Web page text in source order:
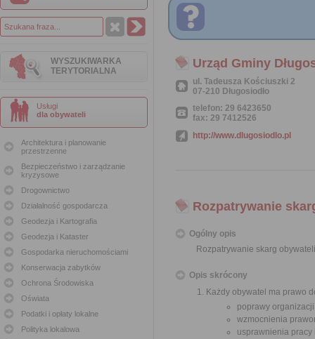
WYSZUKIWARKA
TERYTORIALNA
Usługi
dla obywateli
Architektura i planowanie
przestrzenne
Bezpieczeństwo i zarządzanie
kryzysowe
Drogownictwo
Działalność gospodarcza
Geodezja i Kartografia
Geodezja i Kataster
Gospodarka nieruchomościami
Konserwacja zabytków
Ochrona Środowiska
Oświata
Podatki i opłaty lokalne
Polityka lokalowa
Urząd Gminy
ul. Tadeusza Kościuszki 2
07-210 Długosiodło
telefon: 29 6423650
fax: 29 7412526
http://www.dlugosiodlo.pl
Rozpatrywanie
Ogólny opis
Rozpatrywanie skarg obywateli
Opis skrócony
Każdy obywatel ma prawo
poprawy
wzmocnienia
usprawnienia